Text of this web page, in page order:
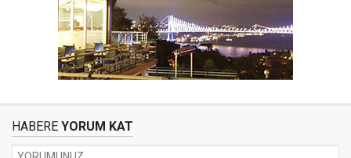
HABERE YORUM KAT